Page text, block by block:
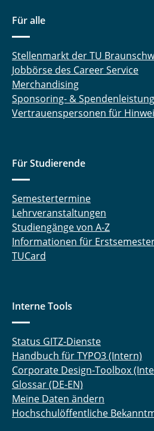
Für alle
Stellenmarkt der TU
Jobbörse des Career Service
Merchandising
Sponsoring- &
Vertrauenspersonen für
Für Studierende
Semestertermine
Lehrveranstaltungen
Studiengänge von A-Z
Informationen für
TUCard
Interne Tools
Status GITZ-Dienste
Handbuch für TYPO3 (Intern)
Corporate Design-Toolbox
Glossar (DE-EN)
Meine Daten ändern
Hochschulöffentliche